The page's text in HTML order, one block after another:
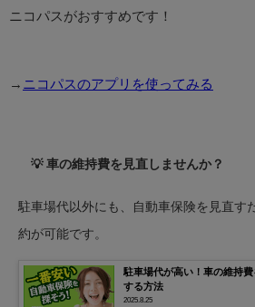
ニコパスがおすすめです！
→ ニコパスのアプリを使ってみる
💡 車の維持費を見直しませんか？
駐車場代以外にも、自動車保険を見直す
約が可能です。
駐車場代が高い！車の維持
する方法
2025.8.25